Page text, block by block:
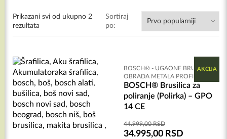
Prikazani svi od ukupno 2
rezultata
Sortiraj
po:
AKCIJA
BOSCH® - UGAONE BRUSILICE &
OBRADA METALA PROFI
BOSCH® Brusilica za
poliranje (Polirka) – GPO
14 CE
44.999,00RSD
34.995,00 RSD